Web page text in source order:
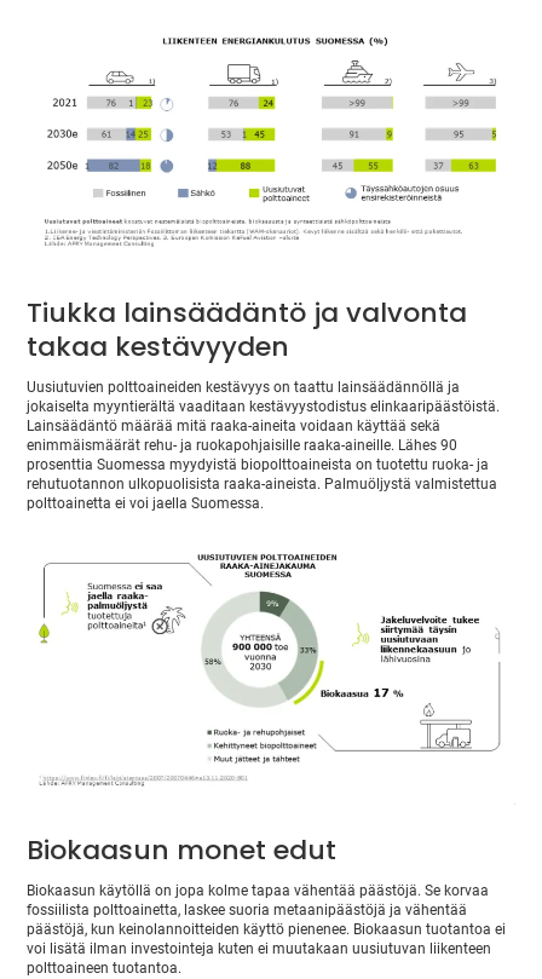
Tiukka lainsäädäntö ja valvonta
takaa kestävyyden
Uusiutuvien polttoaineiden kestävyys on taattu lainsäädännöllä ja
jokaiselta myyntierältä vaaditaan kestävyystodistus elinkaaripäästöistä.
Lainsäädäntö määrää mitä raaka-aineita voidaan käyttää sekä
enimmäismäärät rehu- ja ruokapohjaisille raaka-aineille. Lähes 90
prosenttia Suomessa myydyistä biopolttoaineista on tuotettu ruoka- ja
rehutuotannon ulkopuolisista raaka-aineista. Palmuöljystä valmistettua
polttoainetta ei voi jaella Suomessa.
Biokaasun monet edut
Biokaasun käytöllä on jopa kolme tapaa vähentää päästöjä. Se korvaa
fossiilista polttoainetta, laskee suoria metaanipäästöjä ja vähentää
päästöjä, kun keinolannoitteiden käyttö pienenee. Biokaasun tuotantoa ei
voi lisätä ilman investointeja kuten ei muutakaan uusiutuvan liikenteen
polttoaineen tuotantoa.